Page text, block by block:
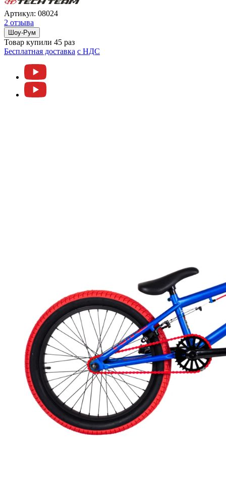
Артикул: 08024
2 отзыва
Шоу-Рум
Товар купили 45 раз
Бесплатная доставка c НДС